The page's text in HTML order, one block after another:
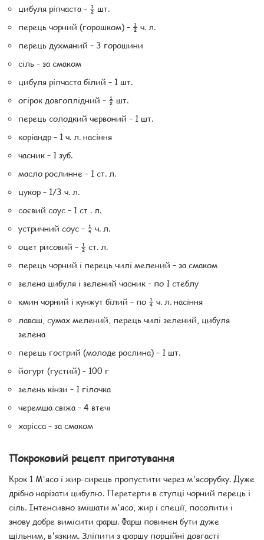
цибуля ріпчаста – ½ шт.
перець чорний (горошком) – ½ ч. л.
перець духмяний – 3 горошини
сіль – за смаком
цибуля ріпчаста білий – 1 шт.
огірок довгоплідний – ½ шт.
перець солодкий червоний – 1 шт.
коріандр – 1 ч. л. насіння
часник – 1 зуб.
масло рослинне – 1 ст. л.
цукор – 1/3 ч. л.
соєвий соус – 1 ст . л.
устричний соус – ¼ ч. л.
оцет рисовий – ½ ст. л.
перець чорний і перець чилі мелений – за смаком
зелена цибуля і зелений часник – по 1 стеблу
кмин чорний і кунжут білий – по ¼ ч. л. насіння
лаваш, сумах мелений, перець чилі зелений, цибуля
зелена
перець гострий (молоде рослина) – 1 шт.
йогурт (густий) – 100 г
зелень кінзи – 1 гілочка
черемша свіжа – 4 втечі
харісса – за смаком
Покроковий рецепт приготування
Крок 1 М'ясо і жир-сирець пропустити через м'ясорубку. Дуже
дрібно нарізати цибулю. Перетерти в ступці чорний перець і
сіль. Інтенсивно змішати м'ясо, жир і спеції, посолити і
знову добре вимісити фарш. Фарш повинен бути дуже
щільним, в'язким. Зліпити з фаршу порційні довгасті